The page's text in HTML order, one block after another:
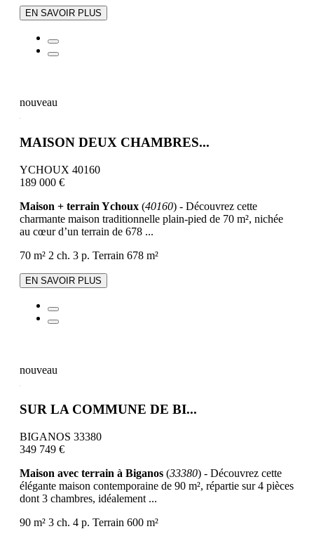
EN SAVOIR PLUS
nouveau
MAISON DEUX CHAMBRES...
YCHOUX 40160
189 000 €
Maison + terrain Ychoux (40160) - Découvrez cette
charmante maison traditionnelle plain-pied de 70 m², nichée
au cœur d’un terrain de 678 ...
70 m² 2 ch. 3 p. Terrain 678 m²
EN SAVOIR PLUS
nouveau
SUR LA COMMUNE DE BI...
BIGANOS 33380
349 749 €
Maison avec terrain à Biganos (33380) - Découvrez cette
élégante maison contemporaine de 90 m², répartie sur 4 pièces
dont 3 chambres, idéalement ...
90 m² 3 ch. 4 p. Terrain 600 m²